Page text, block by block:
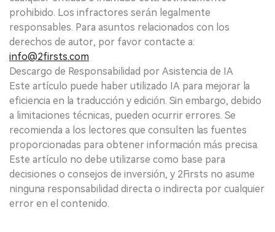
prohibido. Los infractores serán legalmente
responsables. Para asuntos relacionados con los
derechos de autor, por favor contacte a:
info@2firsts.com
Descargo de Responsabilidad por Asistencia de IA
Este artículo puede haber utilizado IA para mejorar la
eficiencia en la traducción y edición. Sin embargo, debido
a limitaciones técnicas, pueden ocurrir errores. Se
recomienda a los lectores que consulten las fuentes
proporcionadas para obtener información más precisa.
Este artículo no debe utilizarse como base para
decisiones o consejos de inversión, y 2Firsts no asume
ninguna responsabilidad directa o indirecta por cualquier
error en el contenido.